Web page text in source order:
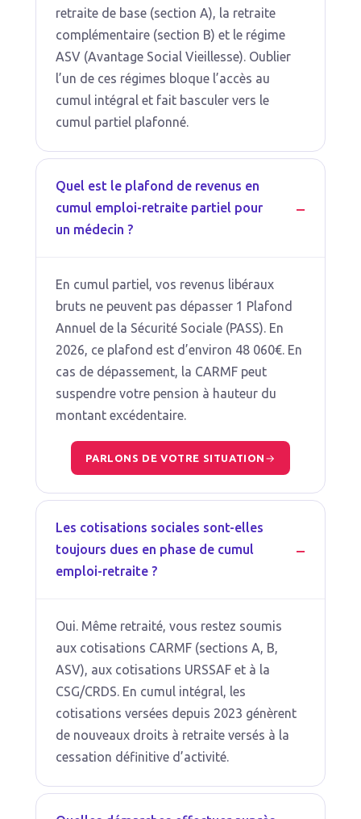
retraite de base (section A), la retraite
complémentaire (section B) et le régime
ASV (Avantage Social Vieillesse). Oublier
l’un de ces régimes bloque l’accès au
cumul intégral et fait basculer vers le
cumul partiel plafonné.
Quel est le plafond de revenus en
cumul emploi-retraite partiel pour
un médecin ?
En cumul partiel, vos revenus libéraux
bruts ne peuvent pas dépasser 1 Plafond
Annuel de la Sécurité Sociale (PASS). En
2026, ce plafond est d’environ 48 060€. En
cas de dépassement, la CARMF peut
suspendre votre pension à hauteur du
montant excédentaire.
PARLONS DE VOTRE SITUATION
Les cotisations sociales sont-elles
toujours dues en phase de cumul
emploi-retraite ?
Oui. Même retraité, vous restez soumis
aux cotisations CARMF (sections A, B,
ASV), aux cotisations URSSAF et à la
CSG/CRDS. En cumul intégral, les
cotisations versées depuis 2023 génèrent
de nouveaux droits à retraite versés à la
cessation définitive d’activité.